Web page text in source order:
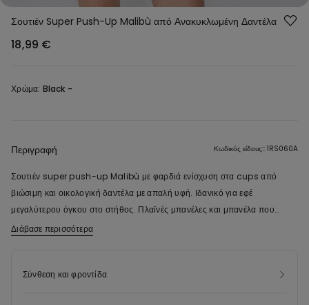
Σουτιέν Super Push-Up Malibù από Ανακυκλωμένη Δαντέλα
18,99 €
Χρώμα: Black -
Περιγραφή Κωδικός είδους:: 1RS060A
Σουτιέν super push-up Malibù με φαρδιά ενίσχυση στα cups από
βιώσιμη και οικολογική δαντέλα με απαλή υφή. Ιδανικό για εφέ
μεγαλύτερου όγκου στο στήθος. Πλαϊνές μπανέλες και μπανέλα που
ανεβαίνει ψηλά στο κέντρο του στήθους για τέλεια στήριξη. Φαρδιές
κόπιτσες του κουμπώματος και οι διαστάσεις στις τιράντες μπορεί να
Η πολυαμίδη της δαντέλας του προϊόντος αυτού έχει κατασκευαστεί από
απορριμμάτων παραγωγής υφασμάτων που δεν έχουν φθάσει ακόμη
Διάβασε περισσότερα
Σύνθεση και φροντίδα